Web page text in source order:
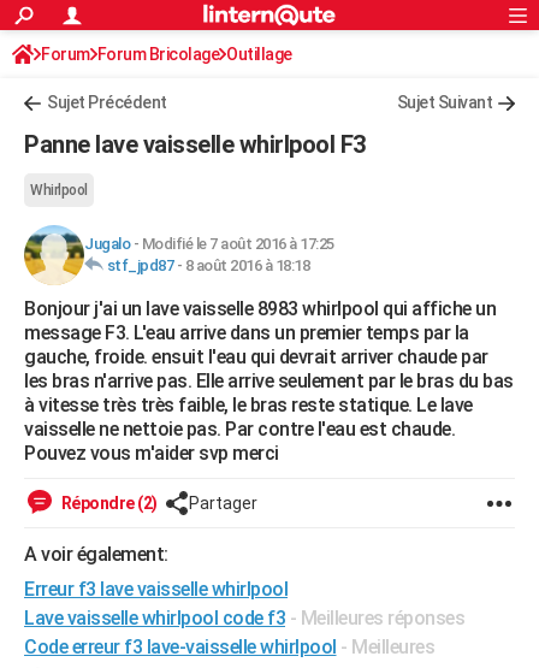
ACTUALITÉS
Politique
Société
Faits Divers
Education
Monde
Villes
+
AUTO
Essais
Réserver un essai
Citadines
Berlines
SUV
Forum auto
+HIGH-TECH
Mobiles
Meilleur smartphone
Internet
Ordinateurs
Jeux vidéo
Guide high-tech
+BRICOLAGE
Forum
Aménagement intérieur
Extérieur
Cuisine
Salle de bains
Jardinage
Rangement
WEEK-END
Guides de France
Escapades
Patrimoine
Expositions
Musées
Week-end nature
+LIFESTYLE
Art de vivre
Bien-être
Loisirs
Mode
Modes de vie
Alimentation
Guide de la santé
Maladies
Médicaments
Sommeil
VOYAGE
Destinations
City break
Voyage nature
Voyage de noces
Forum
Climat
+
GUIDES D'ACHAT
S'inscrire
Connexion
Forum Forum Bricolage Outillage
Sujet Précédent Sujet Suivant
Panne lave vaisselle whirlpool F3
Whirlpool
Jugalo- Modifié le 7 août 2016 à 17:25
stf_jpd87- 8 août 2016 à 18:18
Bonjour j'ai un lave vaisselle 8983 whirlpool qui affiche un
message F3. L'eau arrive dans un premier temps par la
gauche, froide. ensuit l'eau qui devrait arriver chaude par
les bras n'arrive pas. Elle arrive seulement par le bras du bas
à vitesse très très faible, le bras reste statique. Le lave
vaisselle ne nettoie pas. Par contre l'eau est chaude.
Pouvez vous m'aider svp merci
Répondre (2) Partager
A voir également:
Erreur f3 lave vaisselle whirlpool
Lave vaisselle whirlpool code f3 - Meilleures réponses
Code erreur f3 lave-vaisselle whirlpool - Meilleures